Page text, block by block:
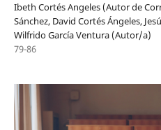
Ibeth Cortés Angeles (Autor de
Sánchez, David Cortés Ángeles,
Wilfrido García Ventura (Autor/a)
79-86